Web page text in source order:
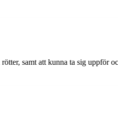
samt att kunna ta sig uppför